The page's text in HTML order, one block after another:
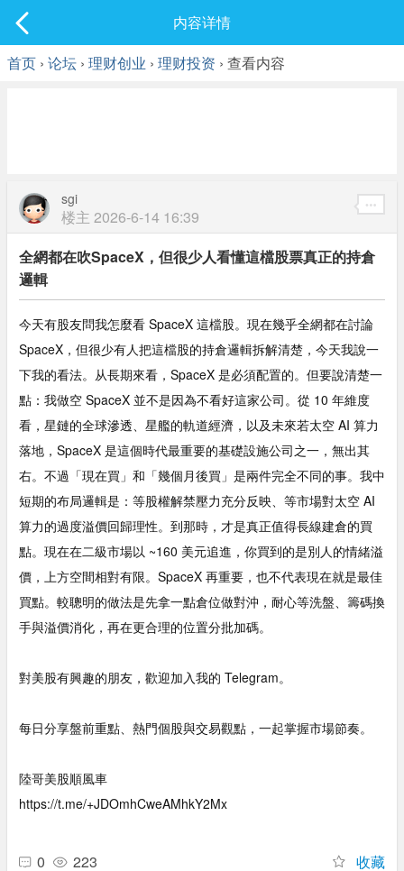
最新发表
内容详情
首页 › 论坛 › 理财创业 › 理财投资 › 查看内容
sgi
楼主 2026-6-14 16:39
全網都在吹SpaceX，但很少人看懂這檔股票真正的持倉
邏輯
今天有股友問我怎麼看 SpaceX 這檔股。現在幾乎全網都在討論
SpaceX，但很少有人把這檔股的持倉邏輯拆解清楚，今天我說一
下我的看法。从長期來看，SpaceX 是必須配置的。但要說清楚一
點：我做空 SpaceX 並不是因為不看好這家公司。從 10 年維度
看，星鏈的全球滲透、星艦的軌道經濟，以及未來若太空 AI 算力
落地，SpaceX 是這個時代最重要的基礎設施公司之一，無出其
右。不過「現在買」和「幾個月後買」是兩件完全不同的事。我中
短期的布局邏輯是：等股權解禁壓力充分反映、等市場對太空 AI
算力的過度溢價回歸理性。到那時，才是真正值得長線建倉的買
點。現在在二級市場以 ~160 美元追進，你買到的是別人的情緒溢
價，上方空間相對有限。SpaceX 再重要，也不代表現在就是最佳
買點。較聰明的做法是先拿一點倉位做對沖，耐心等洗盤、籌碼換
手與溢價消化，再在更合理的位置分批加碼。
對美股有興趣的朋友，歡迎加入我的 Telegram。
每日分享盤前重點、熱門個股與交易觀點，一起掌握市場節奏。
陸哥美股順風車
https://t.me/+JDOmhCweAMhkY2Mx
0 223 收藏